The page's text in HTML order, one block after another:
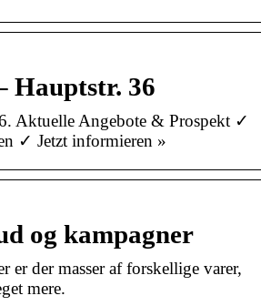
Hauptstr. 36
Aktuelle Angebote & Prospekt ✓
✓ Jetzt informieren »
og kampagner
der masser af forskellige varer,
mere.